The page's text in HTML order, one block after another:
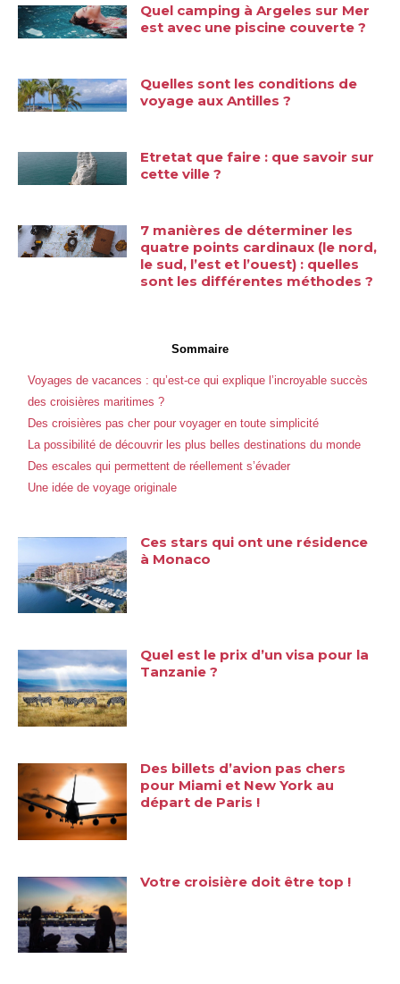
Quel camping à Argeles sur Mer
est avec une piscine couverte ?
Quelles sont les conditions de
voyage aux Antilles ?
Etretat que faire : que savoir sur
cette ville ?
7 manières de déterminer les
quatre points cardinaux (le nord,
le sud, l’est et l’ouest) : quelles
sont les différentes méthodes ?
Sommaire
Voyages de vacances : qu’est-ce qui explique l’incroyable succès
des croisières maritimes ?
Des croisières pas cher pour voyager en toute simplicité
La possibilité de découvrir les plus belles destinations du monde
Des escales qui permettent de réellement s’évader
Une idée de voyage originale
Ces stars qui ont une résidence
à Monaco
Quel est le prix d’un visa pour la
Tanzanie ?
Des billets d’avion pas chers
pour Miami et New York au
départ de Paris !
Votre croisière doit être top !